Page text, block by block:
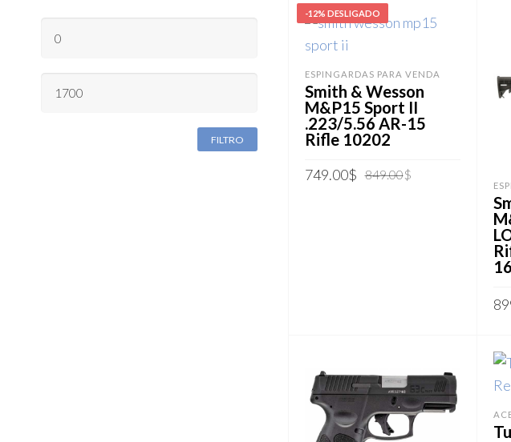
MÍNIMO
MÁXIMO
FILTRO
era:
599.00$.
499.00$.
-12% DESLIGADO
ESPINGARDAS PARA VENDA
Smith & Wesson
M&P15 Sport II
.223/5.56 AR-15
Rifle 10202
849.00$O
749.00$
O